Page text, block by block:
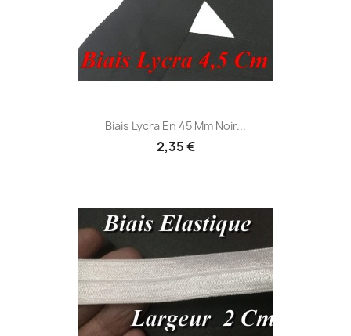
Biais Lycra En 45 Mm Noir...
2,35 €